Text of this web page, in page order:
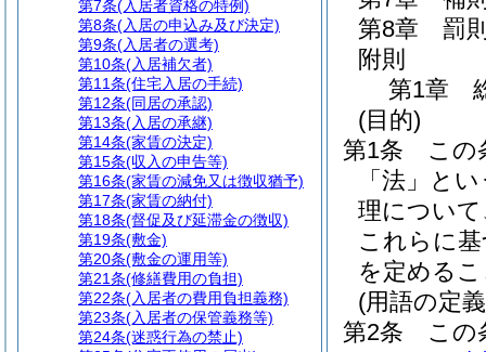
第8章
罰
附則
第1章
(目的)
第1条
この
「法」と
理につい
これらに
を定める
(用語の定
第2条
この
第7条(入居者資格の特例)
第8条(入居の申込み及び決定)
第9条(入居者の選考)
第10条(入居補欠者)
第11条(住宅入居の手続)
第12条(同居の承認)
第13条(入居の承継)
第14条(家賃の決定)
第15条(収入の申告等)
第16条(家賃の減免又は徴収猶予)
第17条(家賃の納付)
第18条(督促及び延滞金の徴収)
第19条(敷金)
第20条(敷金の運用等)
第21条(修繕費用の負担)
第22条(入居者の費用負担義務)
第23条(入居者の保管義務等)
第24条(迷惑行為の禁止)